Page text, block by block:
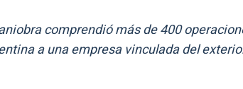
comprendió más de 400
a una empresa vinculada del